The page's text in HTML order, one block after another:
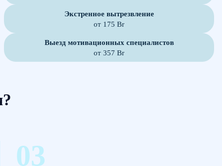
Экстренное вытрезвление
от 175 Br
Выезд мотивационных специалистов
от 357 Br